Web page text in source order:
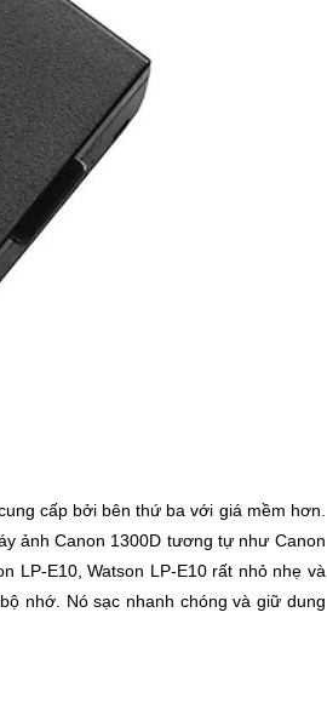
cấp bởi bên thứ ba với giá mềm hơn.
ảnh Canon 1300D tương tự như Canon
LP-E10, Watson LP-E10 rất nhỏ nhẹ và
nhớ. Nó sạc nhanh chóng và giữ dung